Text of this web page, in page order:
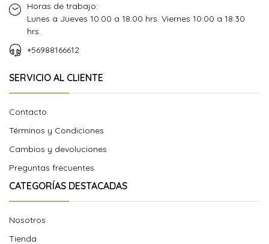
Horas de trabajo:
Lunes a Jueves 10:00 a 18:00 hrs. Viernes 10:00 a 18:30
hrs.
+56988166612
SERVICIO AL CLIENTE
Contacto
Términos y Condiciones
Cambios y devoluciones
Preguntas frecuentes
CATEGORÍAS DESTACADAS
Nosotros
Tienda